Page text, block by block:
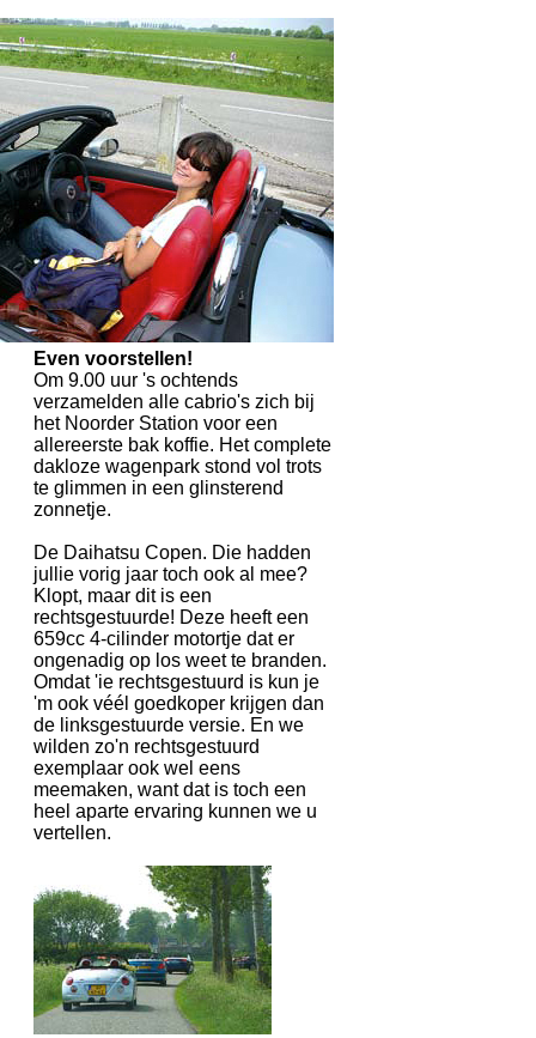
Even voorstellen!
Om 9.00 uur 's ochtends
verzamelden alle cabrio's zich bij
het Noorder Station voor een
allereerste bak koffie. Het complete
dakloze wagenpark stond vol trots
te glimmen in een glinsterend
zonnetje.
De Daihatsu Copen. Die hadden
jullie vorig jaar toch ook al mee?
Klopt, maar dit is een
rechtsgestuurde! Deze heeft een
659cc 4-cilinder motortje dat er
ongenadig op los weet te branden.
Omdat 'ie rechtsgestuurd is kun je
'm ook véél goedkoper krijgen dan
de linksgestuurde versie. En we
wilden zo'n rechtsgestuurd
exemplaar ook wel eens
meemaken, want dat is toch een
heel aparte ervaring kunnen we u
vertellen.